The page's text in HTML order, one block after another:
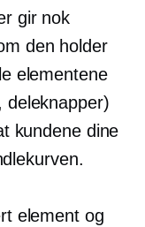
gir nok
den holder
elementene
deleknapper)
kundene dine
element og